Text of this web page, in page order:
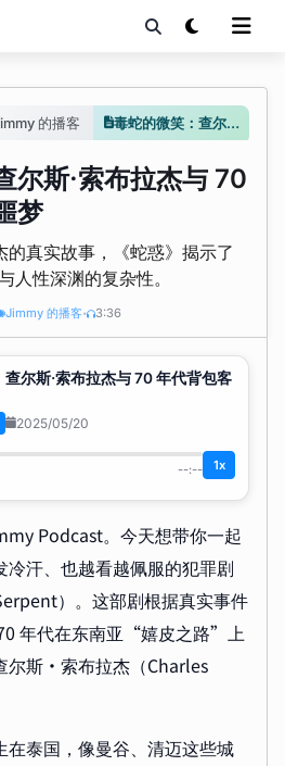
的播客 毒蛇的微笑：查尔斯·索布拉杰与 70 年代背包客的噩梦
尔斯·索布拉杰与 70
梦
真实故事，《蛇惑》揭示了
人性深渊的复杂性。
Jimmy 的播客• 3:36
尔斯·索布拉杰与 70 年代背包客
2025/05/20
--:-- 1x
Podcast。今天想带你一起
冷汗、也越看越佩服的犯罪剧
）。这部剧根据真实事件
年代在东南亚“嬉皮之路”上
尔斯·索布拉杰（Charles
在泰国，像曼谷、清迈这些城